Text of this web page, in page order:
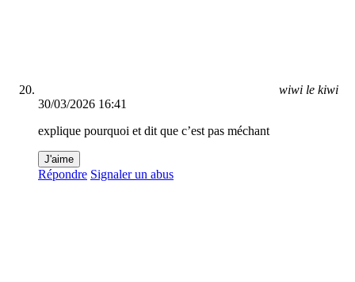
wiwi le kiwi
30/03/2026 16:41
explique pourquoi et dit que c’est pas méchant
J'aime
Répondre Signaler un abus